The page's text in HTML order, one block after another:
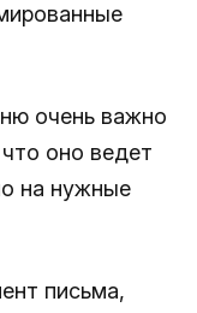
очень важно
оно ведет
на нужные
письма,